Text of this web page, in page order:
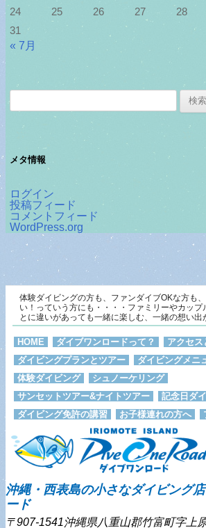
24
25 26 27 28
31
« 7月
メタ情報
ログイン
投稿フィード
コメントフィード
WordPress.org
体験ダイビングの方も、ファンダイブOKな方も
い！っていう方にも・・・・ファミリーやカップ
とに違いがあっても一緒に楽しむ、一緒の想い出
HOME ダイブワンロードって？
アクセス
ダイビングプランとツアー
ダイビングメニ
体験ダイビング
シュノーケリング
サンセットツアー&ナイトツアー
記念日ダ
ダイビング免許の講習
お子様連れの方へ
沖縄・西表島の小さなダイビング
ード
〒907-1541沖縄県八重山郡竹富町字上